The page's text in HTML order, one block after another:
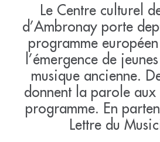
Le Centre culturel
d’Ambronay porte
programme
l’émergence de
musique ancienne.
donnent la parole aux
programme. En
Lettre du